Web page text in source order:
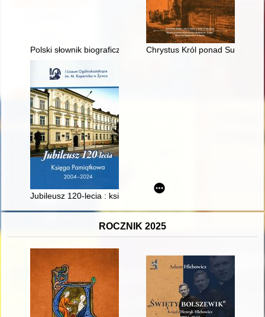
Polski słownik biograficzny. T. 55,Chrystus Król ponad Suszem
Jubileusz 120-lecia : księga pamiątkowa : 2004-2024
ROCZNIK 2025